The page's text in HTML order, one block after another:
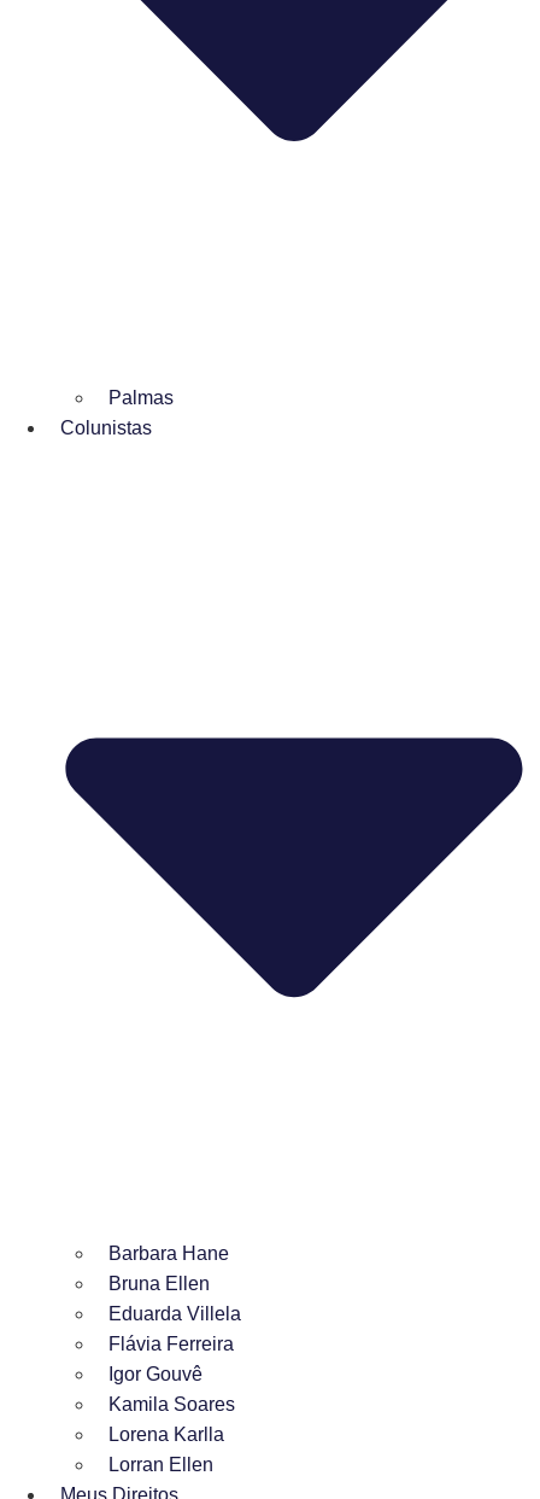
Palmas
Colunistas
Barbara Hane
Bruna Ellen
Eduarda Villela
Flávia Ferreira
Igor Gouvê
Kamila Soares
Lorena Karlla
Lorran Ellen